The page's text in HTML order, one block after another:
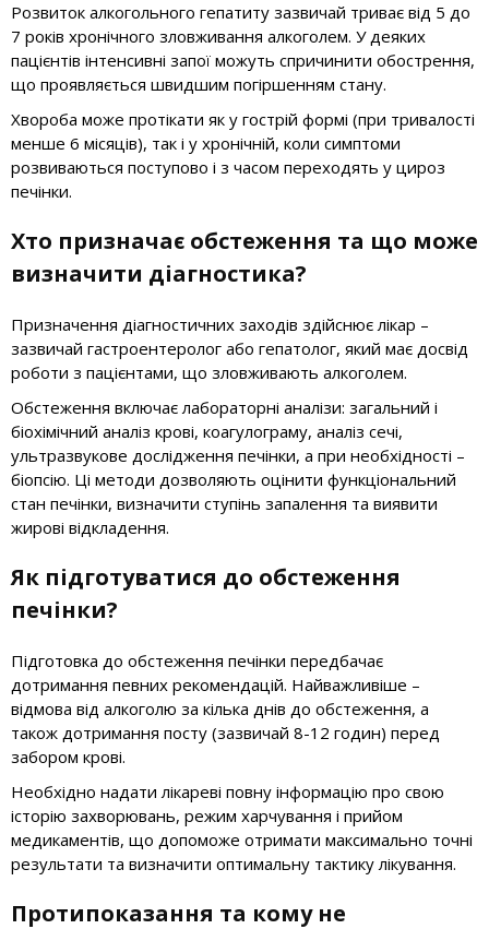
Розвиток алкогольного гепатиту зазвичай триває від 5 до
7 років хронічного зловживання алкоголем. У деяких
пацієнтів інтенсивні запої можуть спричинити обострення,
що проявляється швидшим погіршенням стану.
Хвороба може протікати як у гострій формі (при тривалості
менше 6 місяців), так і у хронічній, коли симптоми
розвиваються поступово і з часом переходять у цироз
печінки.
Хто призначає обстеження та що може
визначити діагностика?
Призначення діагностичних заходів здійснює лікар –
зазвичай гастроентеролог або гепатолог, який має досвід
роботи з пацієнтами, що зловживають алкоголем.
Обстеження включає лабораторні аналізи: загальний і
біохімічний аналіз крові, коагулограму, аналіз сечі,
ультразвукове дослідження печінки, а при необхідності –
біопсію. Ці методи дозволяють оцінити функціональний
стан печінки, визначити ступінь запалення та виявити
жирові відкладення.
Як підготуватися до обстеження
печінки?
Підготовка до обстеження печінки передбачає
дотримання певних рекомендацій. Найважливіше –
відмова від алкоголю за кілька днів до обстеження, а
також дотримання посту (зазвичай 8-12 годин) перед
забором крові.
Необхідно надати лікареві повну інформацію про свою
історію захворювань, режим харчування і прийом
медикаментів, що допоможе отримати максимально точні
результати та визначити оптимальну тактику лікування.
Протипоказання та кому не